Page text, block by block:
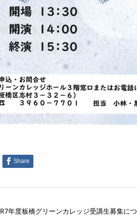
Share
R7年度板橋グリーンカレッジ受講生募集につ